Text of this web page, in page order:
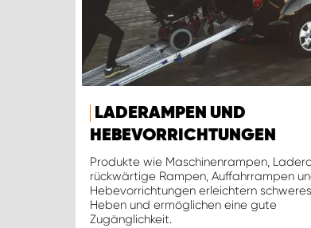
LADERAMPEN UND
HEBEVORRICHTUNGEN
Produkte wie Maschinenrampen,
rückwärtige Rampen, Auffahrrampen
Hebevorrichtungen erleichtern schweres
Heben und ermöglichen eine gute
Zugänglichkeit.